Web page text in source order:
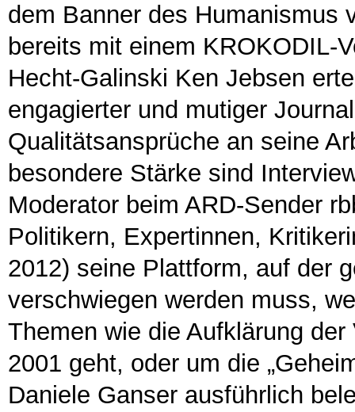
dem Banner des Humanismus
bereits mit einem KROKODIL-
Hecht-Galinski Ken Jebsen
engagierter und mutiger
Qualitätsansprüche an seine
besondere Stärke sind
Moderator beim ARD-Sender
Politikern, Expertinnen,
2012) seine Plattform, auf der
verschwiegen werden muss,
Themen wie die Aufklärung
2001 geht, oder um die
Daniele Ganser ausführlich